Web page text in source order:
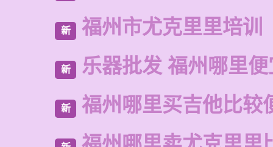
新 福州市尤克里里培训
新 乐器批发 福州哪里
新 福州哪里买吉他比较